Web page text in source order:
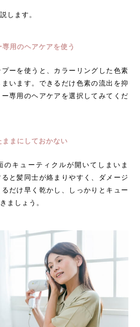
します。
用のヘアケアを使う
ーを使うと、カラーリングした色素
います。できるだけ色素の流出を抑
専用のヘアケアを選択してみてくだ
まにしておかない
のキューティクルが開いてしまいま
と髪同士が絡まりやすく、ダメージ
だけ早く乾かし、しっかりとキュー
ましょう。